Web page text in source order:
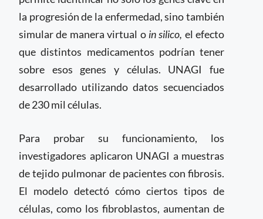
la progresión de la enfermedad, sino también
simular de manera virtual o in silico, el efecto
que distintos medicamentos podrían tener
sobre esos genes y células. UNAGI fue
desarrollado utilizando datos secuenciados
de 230 mil células.
Para probar su funcionamiento, los
investigadores aplicaron UNAGI a muestras
de tejido pulmonar de pacientes con fibrosis.
El modelo detectó cómo ciertos tipos de
células, como los fibroblastos, aumentan de